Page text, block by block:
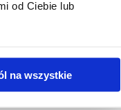
od Ciebie lub
na wszystkie
i
jest